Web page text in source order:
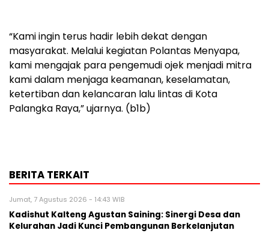
“Kami ingin terus hadir lebih dekat dengan
masyarakat. Melalui kegiatan Polantas Menyapa,
kami mengajak para pengemudi ojek menjadi mitra
kami dalam menjaga keamanan, keselamatan,
ketertiban dan kelancaran lalu lintas di Kota
Palangka Raya,” ujarnya. (b1b)
BERITA TERKAIT
Jumat, 7 Agustus 2026 - 14:43 WIB
Kadishut Kalteng Agustan Saining: Sinergi Desa dan
Kelurahan Jadi Kunci Pembangunan Berkelanjutan